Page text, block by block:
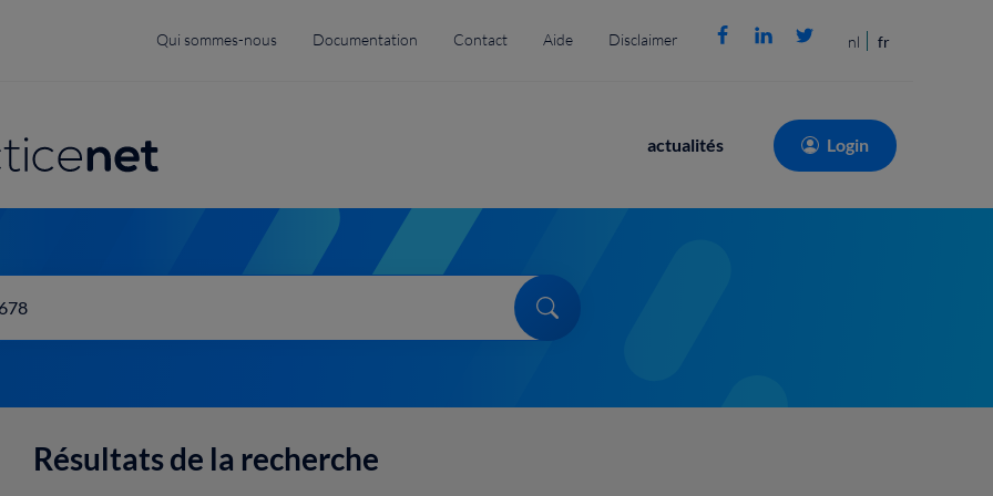
Top
Qui sommes-nous Documentation Contact Aide Disclaimer nl fr
Main
actualités Login
Search
Résultats de la recherche